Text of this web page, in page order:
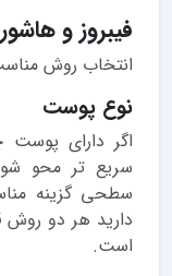
فیبروز و
انتخاب روش
نوع پوست
اگر دارای
سریع تر محو
سطحی گزینه
دارید هر دو روش
است.